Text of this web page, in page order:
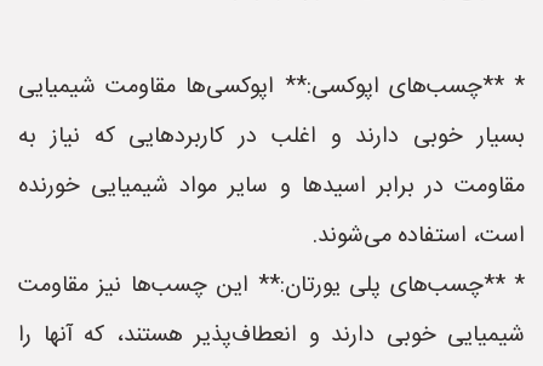
* **چسب‌های اپوکسی:** اپوکسی‌ها مقاومت شیمیایی
بسیار خوبی دارند و اغلب در کاربردهایی که نیاز به
مقاومت در برابر اسیدها و سایر مواد شیمیایی خورنده
است، استفاده می‌شوند.
* **چسب‌های پلی یورتان:** این چسب‌ها نیز مقاومت
شیمیایی خوبی دارند و انعطاف‌پذیر هستند، که آنها را